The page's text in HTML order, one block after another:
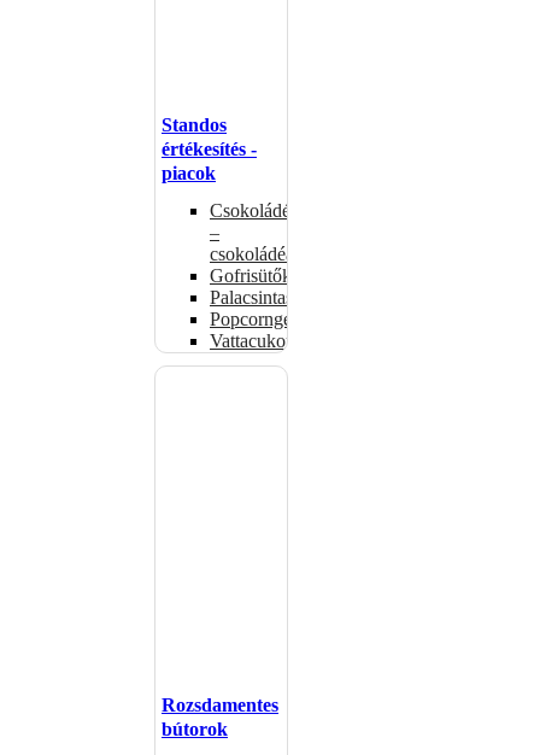
Standos
értékesítés -
piacok
Csokoládémelegítők
–
csokoládéadagolók
Gofrisütők
Palacsintasütők
Popcorngépek
Vattacukorgép
Rozsdamentes
bútorok